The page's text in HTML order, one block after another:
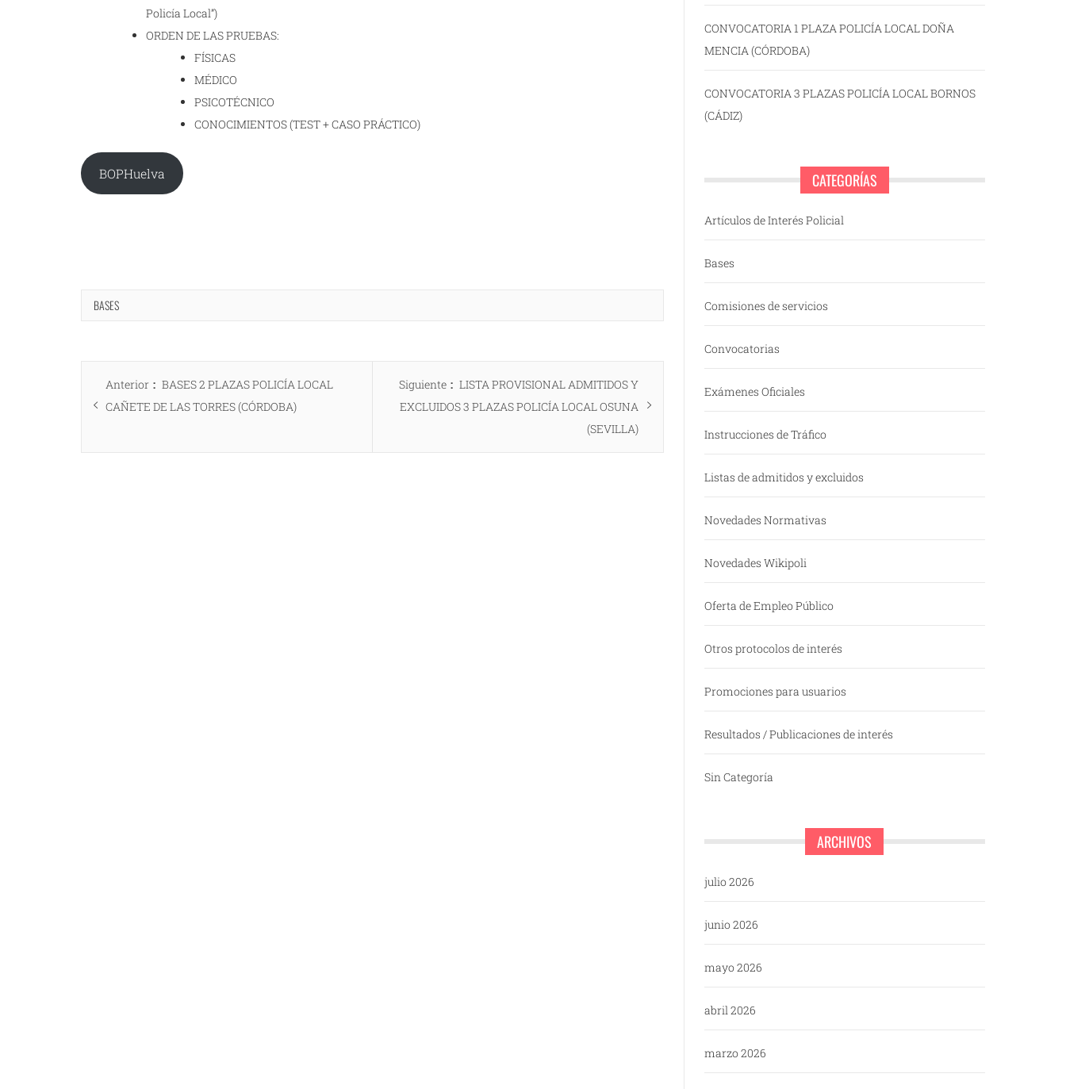
Policía Local”)
ORDEN DE LAS PRUEBAS:
FÍSICAS
MÉDICO
PSICOTÉCNICO
CONOCIMIENTOS (TEST + CASO PRÁCTICO)
BOPHuelva
BASES
Navegación
de Anterior
Entrada
anterior:
BASES 2 PLAZAS POLICÍA LOCAL
CAÑETE DE LAS TORRES (CÓRDOBA)
Siguiente
Entrada
siguiente:
LISTA PROVISIONAL ADMITIDOS Y
EXCLUIDOS 3 PLAZAS POLICÍA LOCAL OSUNA
(SEVILLA)
CONVOCATORIA 1 PLAZA POLICÍA LOCAL DOÑA
MENCIA (CÓRDOBA)
CONVOCATORIA 3 PLAZAS POLICÍA LOCAL BORNOS
(CÁDIZ)
CATEGORÍAS
Artículos de Interés Policial
Bases
Comisiones de servicios
Convocatorias
Exámenes Oficiales
Instrucciones de Tráfico
Listas de admitidos y excluidos
Novedades Normativas
Novedades Wikipoli
Oferta de Empleo Público
Otros protocolos de interés
Promociones para usuarios
Resultados / Publicaciones de interés
Sin Categoría
ARCHIVOS
julio 2026
junio 2026
mayo 2026
abril 2026
marzo 2026